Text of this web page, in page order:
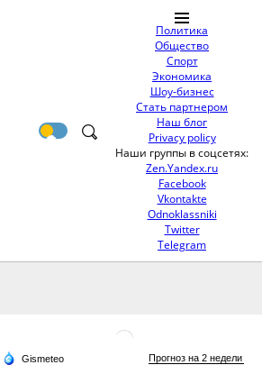
Политика
Общество
Спорт
Экономика
Шоу-бизнес
Стать партнером
Наш блог
Privacy policy
Наши группы в соцсетях:
Zen.Yandex.ru
Facebook
Vkontakte
Odnoklassniki
Twitter
Telegram